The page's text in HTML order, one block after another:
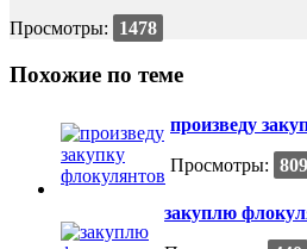
Просмотры: 1478
Похожие по теме
произведу
Просмотры: 809
закуплю